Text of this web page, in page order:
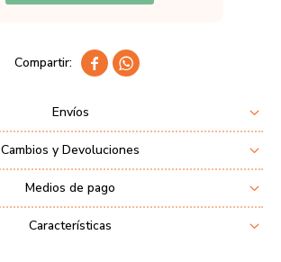
 
Envíos
Cambios y Devoluciones
Medios de pago
Características